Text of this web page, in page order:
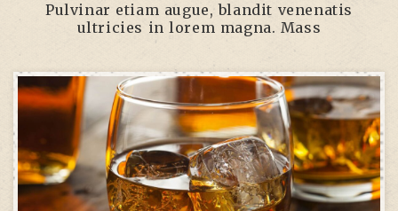
Pulvinar etiam augue, blandit venenatis
ultricies in lorem magna. Mass